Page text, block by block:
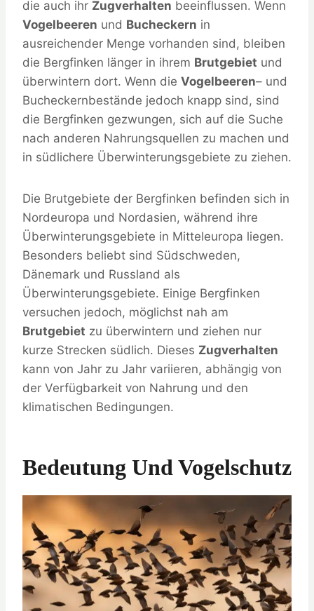
die auch ihr Zugverhalten beeinflussen. Wenn
Vogelbeeren und Bucheckern in
ausreichender Menge vorhanden sind, bleiben
die Bergfinken länger in ihrem Brutgebiet und
überwintern dort. Wenn die Vogelbeeren– und
Bucheckernbestände jedoch knapp sind, sind
die Bergfinken gezwungen, sich auf die Suche
nach anderen Nahrungsquellen zu machen und
in südlichere Überwinterungsgebiete zu ziehen.
Die Brutgebiete der Bergfinken befinden sich in
Nordeuropa und Nordasien, während ihre
Überwinterungsgebiete in Mitteleuropa liegen.
Besonders beliebt sind Südschweden,
Dänemark und Russland als
Überwinterungsgebiete. Einige Bergfinken
versuchen jedoch, möglichst nah am
Brutgebiet zu überwintern und ziehen nur
kurze Strecken südlich. Dieses Zugverhalten
kann von Jahr zu Jahr variieren, abhängig von
der Verfügbarkeit von Nahrung und den
klimatischen Bedingungen.
Bedeutung Und Vogelschutz